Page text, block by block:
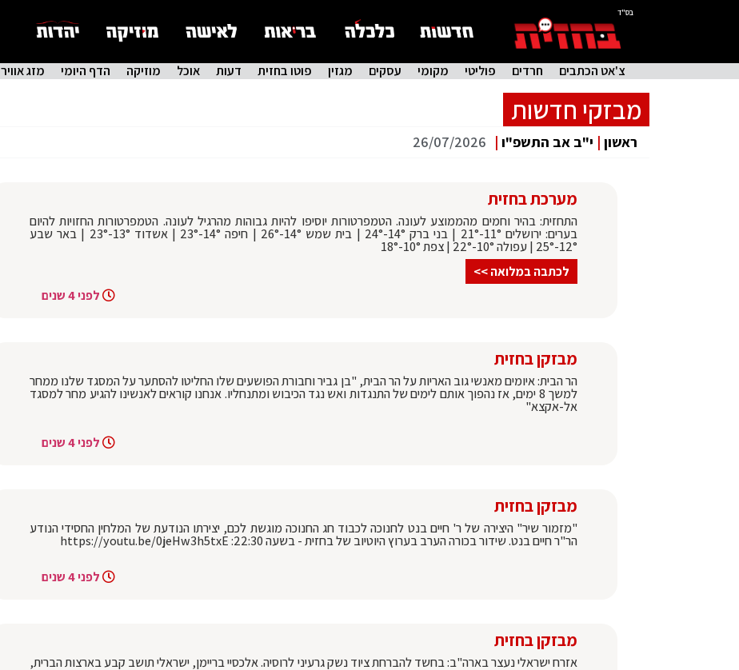
בס"ד
צ'אט הכתבים חרדים פוליטי מקומי עסקים מגזין פוטו בחזית דעות אוכל מוזיקה הדף היומי מזג אוויר
מבזקי חדשות
ראשון | י"ב אב התשפ"ו |
26/07/2026
מערכת בחזית
התחזית: בהיר וחמים מהממוצע לעונה. הטמפרטורות יוסיפו להיות גבוהות מהרגיל לעונה. הטמפרטורות החזויות להיום
בערים: ירושלים 11°-21° | בני ברק 14°-24° | בית שמש 14°-26° | חיפה 14°-23° | אשדוד 13°-23° | באר שבע
12°-25° | עפולה 10°-22° | צפת 10°-18°
לכתבה במלואה >>
לפני 4 שנים
מבזקן בחזית
הר הבית: איומים מאנשי גוב האריות על הר הבית, "בן גביר וחבורת הפושעים שלו החליטו להסתער על המסגד שלנו ממחר
למשך 8 ימים, אז נהפוך אותם לימים של התנגדות ואש נגד הכיבוש ומתנחליו. אנחנו קוראים לאנשינו להגיע מחר למסגד
אל-אקצא"
לפני 4 שנים
מבזקן בחזית
"מזמור שיר" היצירה של ר' חיים בנט לחנוכה לכבוד חג החנוכה מוגשת לכם, יצירתו הנודעת של המלחין החסידי הנודע
הר"ר חיים בנט. שידור בכורה הערב בערוץ היוטיוב של בחזית - בשעה 22:30: https://youtu.be/0jeHw3h5txE
לפני 4 שנים
מבזקן בחזית
אזרח ישראלי נעצר בארה"ב: בחשד להברחת ציוד נשק גרעיני לרוסיה. אלכסיי בריימן, ישראלי תושב קבע בארצות הברית,